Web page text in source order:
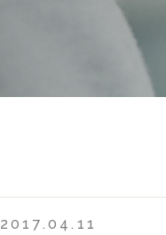
2017.04.11